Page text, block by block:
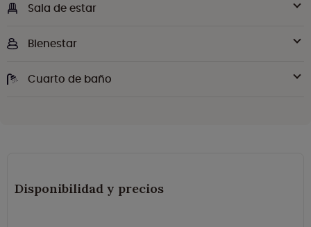
Sala de estar
Bienestar
Cuarto de baño
Disponibilidad y precios